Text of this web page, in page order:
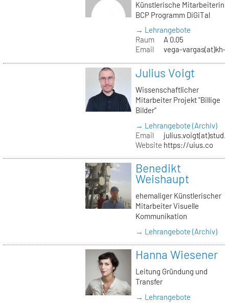
Künstlerische Mitarbeiterin
BCP Programm DiGiTal
→ Lehrangebote
Raum
A 0.05
Email
vega-vargas(at)kh-
Julius Voigt
Wissenschaftlicher
Mitarbeiter Projekt "Billige
Bilder"
→ Lehrangebote (Archiv)
Email
Website https://uius.co
Benedikt
Weishaupt
ehemaliger Künstlerischer
Mitarbeiter Visuelle
Kommunikation
→ Lehrangebote (Archiv)
Hanna Wiesener
Leitung Gründung und
Transfer
→ Lehrangebote